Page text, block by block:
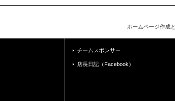
ホームページ作成
チームスポンサー
店長日記（Facebook）